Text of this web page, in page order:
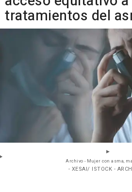
tratamientos del
Archivo - Mujer con asma,
- XESAI/ ISTOCK -